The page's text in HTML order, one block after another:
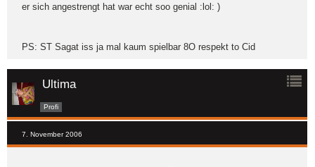
er sich angestrengt hat war echt soo genial :lol: )
PS: ST Sagat iss ja mal kaum spielbar 8O respekt to Cid
Ultima
Profi
7. November 2006